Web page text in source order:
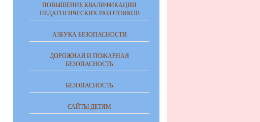
ПОВЫШЕНИЕ КВАЛИФИКАЦИИ
ПЕДАГОГИЧЕСКИХ РАБОТНИКОВ
АЗБУКА БЕЗОПАСНОСТИ
ДОРОЖНАЯ И ПОЖАРНАЯ
БЕЗОПАСНОСТЬ
БЕЗОПАСНОСТЬ
САЙТЫ ДЕТЯМ